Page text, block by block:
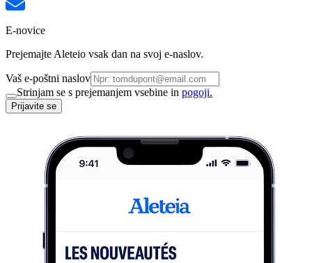
E-novice
Prejemajte Aleteio vsak dan na svoj e-naslov.
Vaš e-poštni naslov
Strinjam se s prejemanjem vsebine in pogoji.
Prijavite se